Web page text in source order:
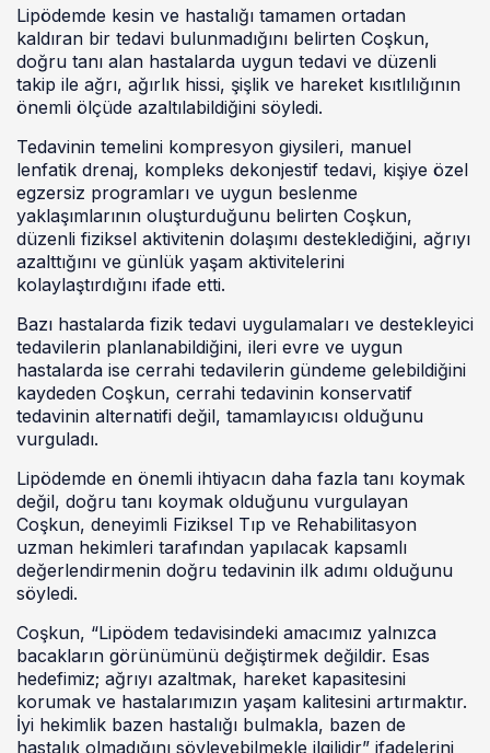
Lipödemde kesin ve hastalığı tamamen ortadan
kaldıran bir tedavi bulunmadığını belirten Coşkun,
doğru tanı alan hastalarda uygun tedavi ve düzenli
takip ile ağrı, ağırlık hissi, şişlik ve hareket kısıtlılığının
önemli ölçüde azaltılabildiğini söyledi.
Tedavinin temelini kompresyon giysileri, manuel
lenfatik drenaj, kompleks dekonjestif tedavi, kişiye özel
egzersiz programları ve uygun beslenme
yaklaşımlarının oluşturduğunu belirten Coşkun,
düzenli fiziksel aktivitenin dolaşımı desteklediğini, ağrıyı
azalttığını ve günlük yaşam aktivitelerini
kolaylaştırdığını ifade etti.
Bazı hastalarda fizik tedavi uygulamaları ve destekleyici
tedavilerin planlanabildiğini, ileri evre ve uygun
hastalarda ise cerrahi tedavilerin gündeme gelebildiğini
kaydeden Coşkun, cerrahi tedavinin konservatif
tedavinin alternatifi değil, tamamlayıcısı olduğunu
vurguladı.
Lipödemde en önemli ihtiyacın daha fazla tanı koymak
değil, doğru tanı koymak olduğunu vurgulayan
Coşkun, deneyimli Fiziksel Tıp ve Rehabilitasyon
uzman hekimleri tarafından yapılacak kapsamlı
değerlendirmenin doğru tedavinin ilk adımı olduğunu
söyledi.
Coşkun, “Lipödem tedavisindeki amacımız yalnızca
bacakların görünümünü değiştirmek değildir. Esas
hedefimiz; ağrıyı azaltmak, hareket kapasitesini
korumak ve hastalarımızın yaşam kalitesini artırmaktır.
İyi hekimlik bazen hastalığı bulmakla, bazen de
hastalık olmadığını söyleyebilmekle ilgilidir” ifadelerini